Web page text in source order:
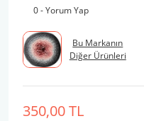
0 - Yorum Yap
Bu Markanın
Diğer Ürünleri
350,00 TL